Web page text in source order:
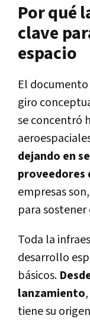
Por qué
clave
espacio
El
giro
se concentró
dejando en
proveedores
empresas
para
Toda la
desarrollo
básicos.
lanzamiento
tiene su